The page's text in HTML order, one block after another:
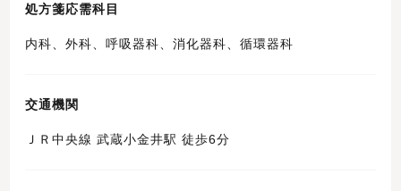
処方箋応需科目
内科、外科、呼吸器科、消化器科、循環器科
交通機関
ＪＲ中央線 武蔵小金井駅 徒歩6分